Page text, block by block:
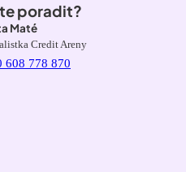
poradit?
Maté
Credit Areny
608 778 870